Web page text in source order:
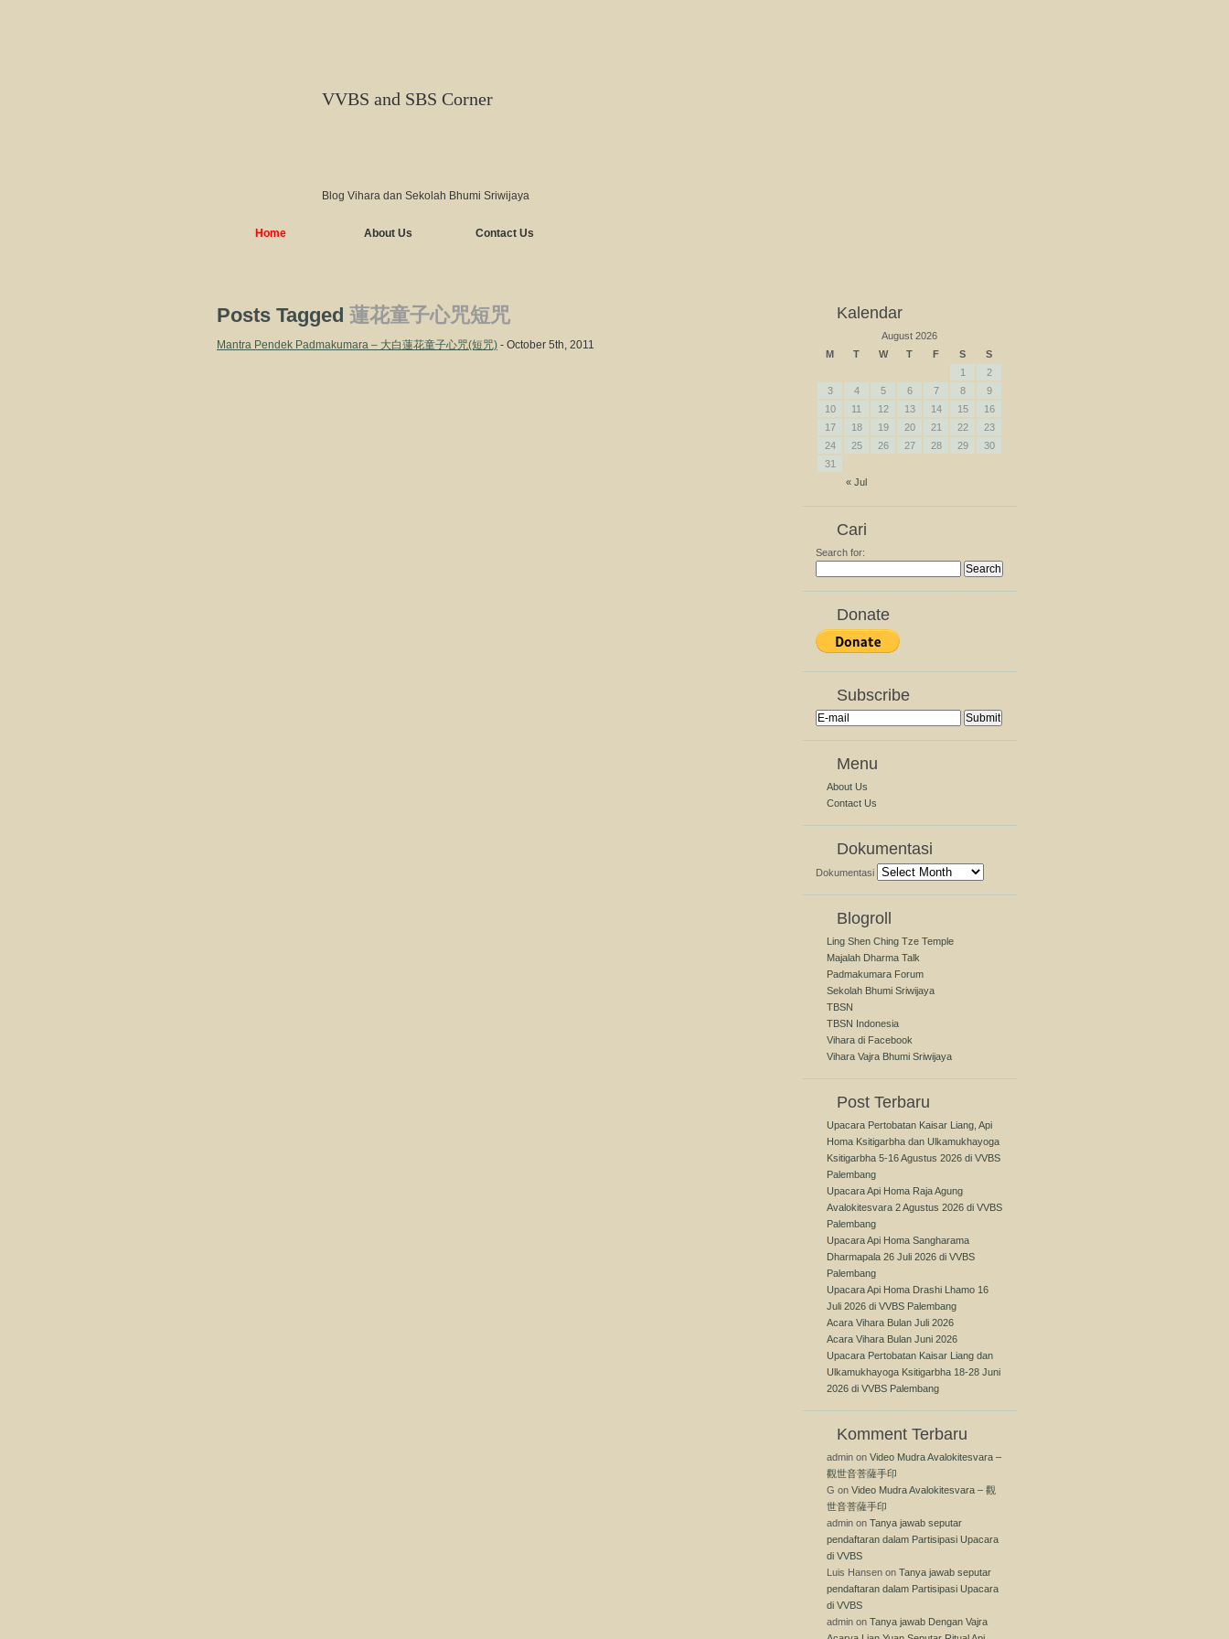
VVBS and SBS Corner
Blog Vihara dan Sekolah Bhumi Sriwijaya
Home About Us Contact Us
Posts Tagged 蓮花童子心咒短咒
Mantra Pendek Padmakumara – 大白蓮花童子心咒(短咒) - October 5th, 2011
Kalendar
August 2026
M
T W T F S S
« Jul
1
2
3
4 5 6 7 8
9
10
11 12 13 14 15
16
17
18 19 20 21 22
23
24
25 26 27 28 29
30
31
Cari
Search for:
Donate
Subscribe
Menu
About Us
Contact Us
Dokumentasi
Dokumentasi
Blogroll
Ling Shen Ching Tze Temple
Majalah Dharma Talk
Padmakumara Forum
Sekolah Bhumi Sriwijaya
TBSN
TBSN Indonesia
Vihara di Facebook
Vihara Vajra Bhumi Sriwijaya
Post Terbaru
Upacara Pertobatan Kaisar Liang, Api
Homa Ksitigarbha dan Ulkamukhayoga
Ksitigarbha 5-16 Agustus 2026 di VVBS
Palembang
Upacara Api Homa Raja Agung
Avalokitesvara 2 Agustus 2026 di VVBS
Palembang
Upacara Api Homa Sangharama
Dharmapala 26 Juli 2026 di VVBS
Palembang
Upacara Api Homa Drashi Lhamo 16
Juli 2026 di VVBS Palembang
Acara Vihara Bulan Juli 2026
Acara Vihara Bulan Juni 2026
Upacara Pertobatan Kaisar Liang dan
Ulkamukhayoga Ksitigarbha 18-28 Juni
2026 di VVBS Palembang
Komment Terbaru
admin on Video Mudra Avalokitesvara –
觀世音菩薩手印
G on Video Mudra Avalokitesvara – 觀
世音菩薩手印
admin on Tanya jawab seputar
pendaftaran dalam Partisipasi Upacara
di VVBS
Luis Hansen on Tanya jawab seputar
pendaftaran dalam Partisipasi Upacara
di VVBS
admin on Tanya jawab Dengan Vajra